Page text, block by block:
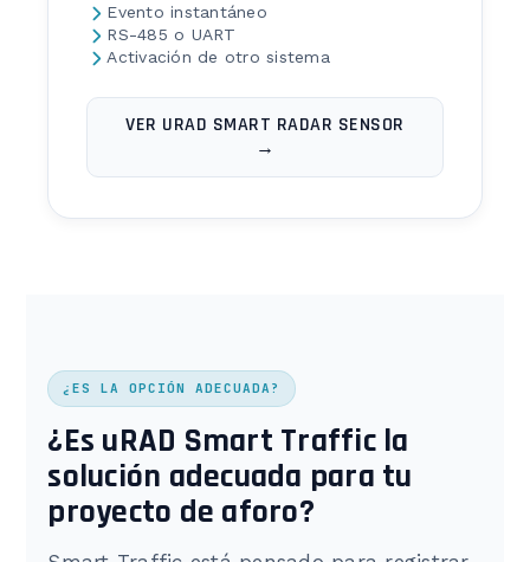
Evento instantáneo
RS-485 o UART
Activación de otro sistema
VER URAD SMART RADAR SENSOR
→
¿ES LA OPCIÓN ADECUADA?
¿Es uRAD Smart Traffic la
solución adecuada para tu
proyecto de aforo?